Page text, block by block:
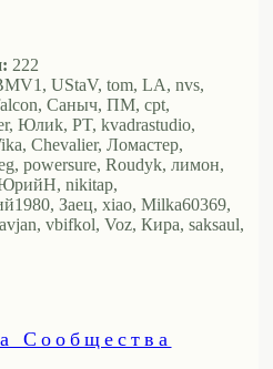
222
UStaV, tom, LA, nvs,
Саныч, ПМ, cpt,
Юлиk, PT, kvadrastudio,
Chevalier, Ломастер,
powersure, Roudyk, лимон,
nikitap,
Заец, xiao, Milka60369,
vbifkol, Voz, Кира, saksaul,
Сообщества